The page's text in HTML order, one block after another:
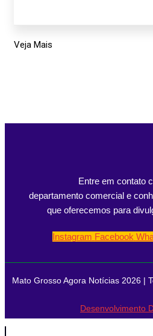
Veja Mais
Entre em contato
departamento comercial e
que oferecemos para
Instagram Facebook
Mato Grosso Agora Notícias 2026 |
Desenvolvimento